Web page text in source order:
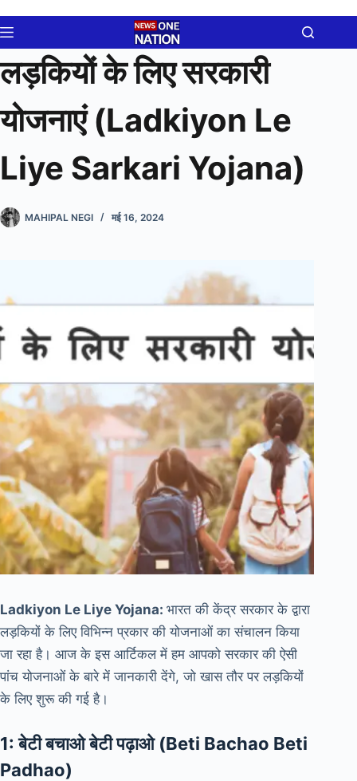
to
content
लड़कियों के लिए सरकारी
योजनाएं (Ladkiyon Le
Liye Sarkari Yojana)
MAHIPAL NEGI मई 16, 2024
Ladkiyon Le Liye Yojana: भारत की केंद्र सरकार के द्वारा
लड़कियों के लिए विभिन्न प्रकार की योजनाओं का संचालन किया
जा रहा है। आज के इस आर्टिकल में हम आपको सरकार की ऐसी
पांच योजनाओं के बारे में जानकारी देंगे, जो खास तौर पर लड़कियों
के लिए शुरू की गई है।
1: बेटी बचाओ बेटी पढ़ाओ (Beti Bachao Beti
Padhao)